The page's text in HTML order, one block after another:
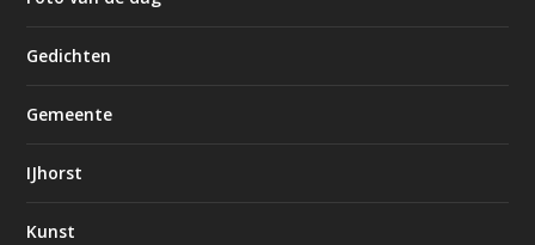
Gedichten
Gemeente
IJhorst
Kunst